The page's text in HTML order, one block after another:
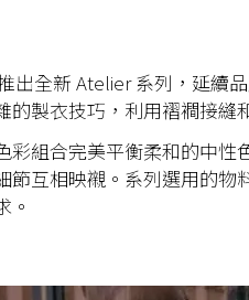
出全新 Atelier 系列，延續
的製衣技巧，利用褶襇接縫
彩組合完美平衡柔和的中
節互相映襯。系列選用的物
。